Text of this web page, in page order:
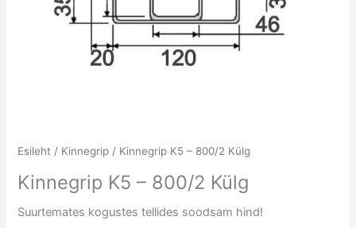
Esileht / Kinnegrip / Kinnegrip K5 – 800/2 Külg
Kinnegrip K5 – 800/2 Külg
Suurtemates kogustes tellides soodsam hind!